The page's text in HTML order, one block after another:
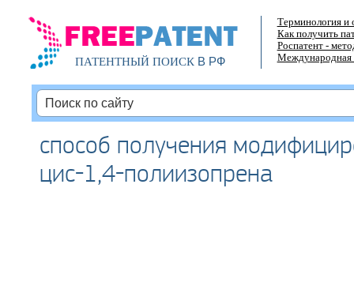
ПАТЕНТНЫЙ ПОИСКВ РФ
Терминология и
Как получить
Роспатент -
Международная
способ получения
цис-1,4-полиизопрена